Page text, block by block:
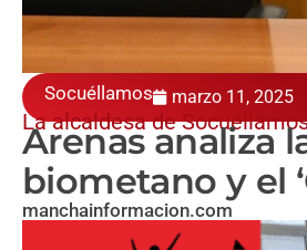
Socuéllamos marzo 11, 2025
La alcaldesa de
Arenas analiza
biometano y el
manchainformacion.com